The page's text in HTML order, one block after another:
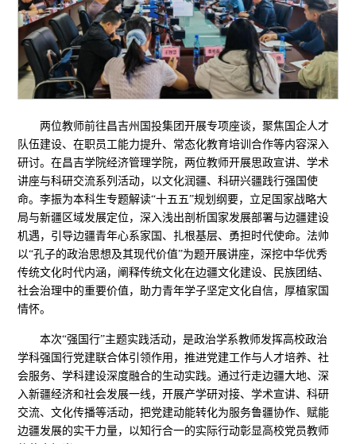
两位教师前往昌吉州国投集团开展专项座谈，聚焦国企人才
队伍建设、在职员工能力提升、常态化教育培训合作等内容深入
研讨。在昌吉学院经济管理学院，两位教师开展思政宣讲、学术
讲座与科研交流系列活动，以文化润疆、科研兴疆践行强国使
命。李振为本科生专题解读“十五五”规划纲要，立足国家战略大
局与新疆区域发展定位，深入浅出剖析国家发展部署与边疆建设
机遇，引导边疆青年心系家国、扎根基层、勇担时代使命。法帅
以“孔子的政治思想及其现代价值”为题开展讲座，深挖中华优秀
传统文化时代内涵，阐释传统文化在边疆文化建设、民族团结、
社会治理中的重要价值，助力青年学子坚定文化自信，厚植家国
情怀。
本次“强国行”主题实践活动，是政治学系教师发挥高校政治
学科强国行党建联合体引领作用，推进党建工作与人才培养、社
会服务、学科建设深度融合的生动实践。通过行走边疆大地、深
入新疆经济和社会发展一线，开展产学研对接、学术宣讲、科研
交流、文化传播等活动，把党建动能转化为服务鲁疆协作、赋能
边疆发展的实干力量，以知行合一的实际行动彰显高校党员教师